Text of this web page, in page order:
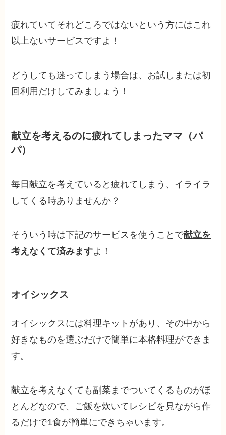
疲れていてそれどころではないという方にはこれ
以上ないサービスですよ！
どうしても迷ってしまう場合は、お試しまたは初
回利用だけしてみましょう！
献立を考えるのに疲れてしまったママ（パ
パ）
毎日献立を考えていると疲れてしまう、イライラ
してくる時ありませんか？
そういう時は下記のサービスを使うことで献立を
考えなくて済みますよ！
オイシックス
オイシックスには料理キットがあり、その中から
好きなものを選ぶだけで簡単に本格料理ができま
す。
献立を考えなくても副菜までついてくるものがほ
とんどなので、ご飯を炊いてレシピを見ながら作
るだけで1食が簡単にできちゃいます。